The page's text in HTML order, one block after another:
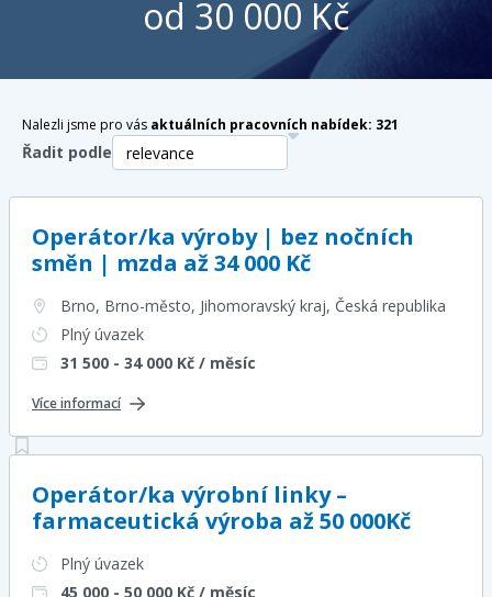
od 30 000 Kč
Nalezli jsme pro vás aktuálních pracovních nabídek: 321
Řadit podle
Operátor/ka výroby | bez nočních
směn | mzda až 34 000 Kč
Brno, Brno-město, Jihomoravský kraj, Česká republika
Plný úvazek
31 500 - 34 000 Kč / měsíc
Více informací
Operátor/ka výrobní linky –
farmaceutická výroba až 50 000Kč
Plný úvazek
45 000 - 50 000 Kč / měsíc